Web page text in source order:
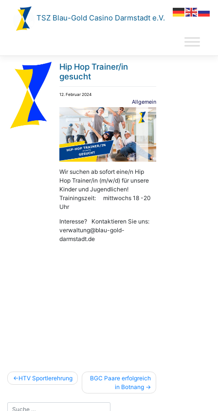
springen
TSZ Blau-Gold Casino Darmstadt e.V.
Hip Hop Trainer/in
gesucht
12. Februar 2024
Allgemein
Wir suchen ab sofort eine/n Hip
Hop Trainer/in (m/w/d) für unsere
Kinder und Jugendlichen!
Trainingszeit: mittwochs 18 -20
Uhr
Interesse? Kontaktieren Sie uns:
verwaltung@blau-gold-
darmstadt.de
Beitragsnavigation
HTV Sportlerehrung
BGC Paare erfolgreich
in Botnang